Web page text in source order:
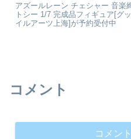
アズールレーン チェシャー 音楽
トシー 1/7 完成品フィギュア[グ
イルアーツ上海]が予約受付中
コメント
コメン